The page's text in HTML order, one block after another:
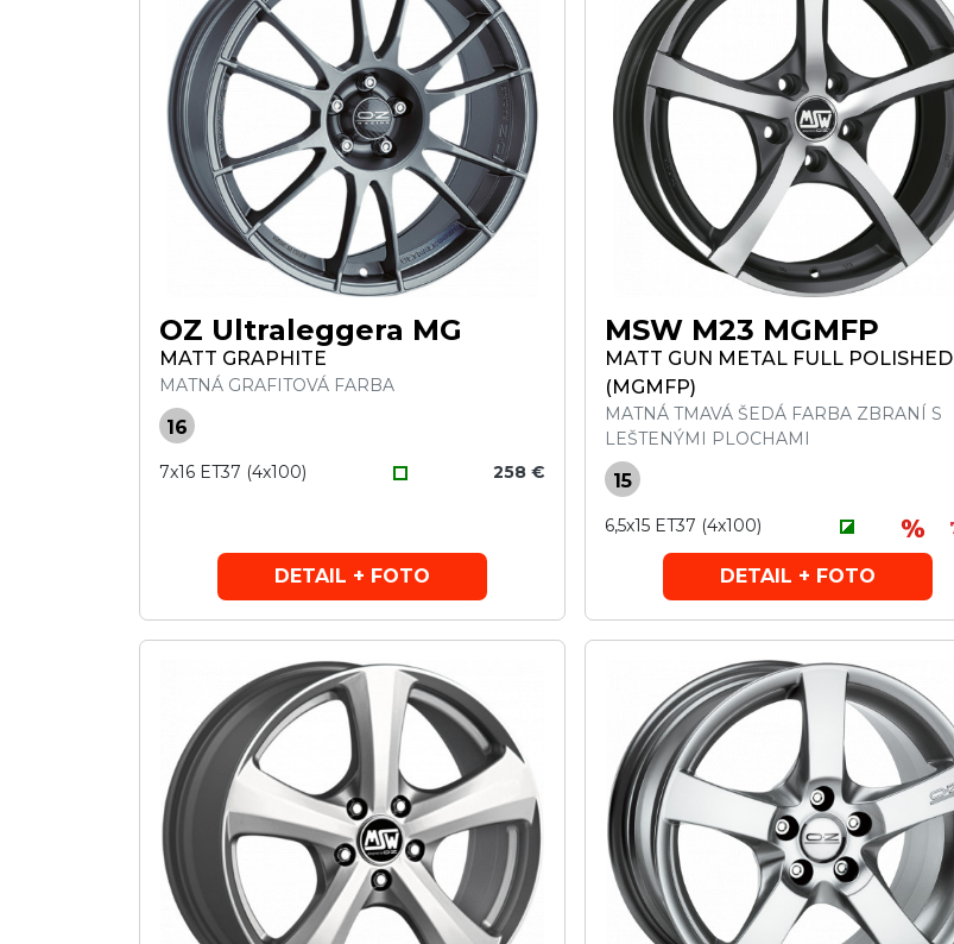
OZ Ultraleggera MG
MATT GRAPHITE
MATNÁ GRAFITOVÁ FARBA
16
7x16 ET37 (4x100) 258 €
DETAIL + FOTO
MSW M23 MGMFP
MATT GUN METAL FULL POLISHED
(MGMFP)
MATNÁ TMAVÁ ŠEDÁ FARBA ZBRANÍ S
LEŠTENÝMI PLOCHAMI
15
6,5x15 ET37 (4x100)
DETAIL + FOTO